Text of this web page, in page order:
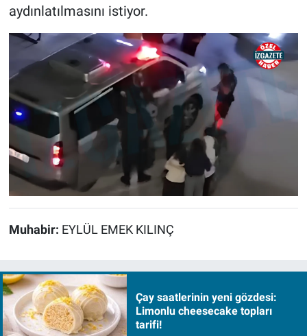
aydınlatılmasını istiyor.
Muhabir: EYLÜL EMEK KILINÇ
Çay saatlerinin yeni gözdesi:
Limonlu cheesecake topları
tarifi!